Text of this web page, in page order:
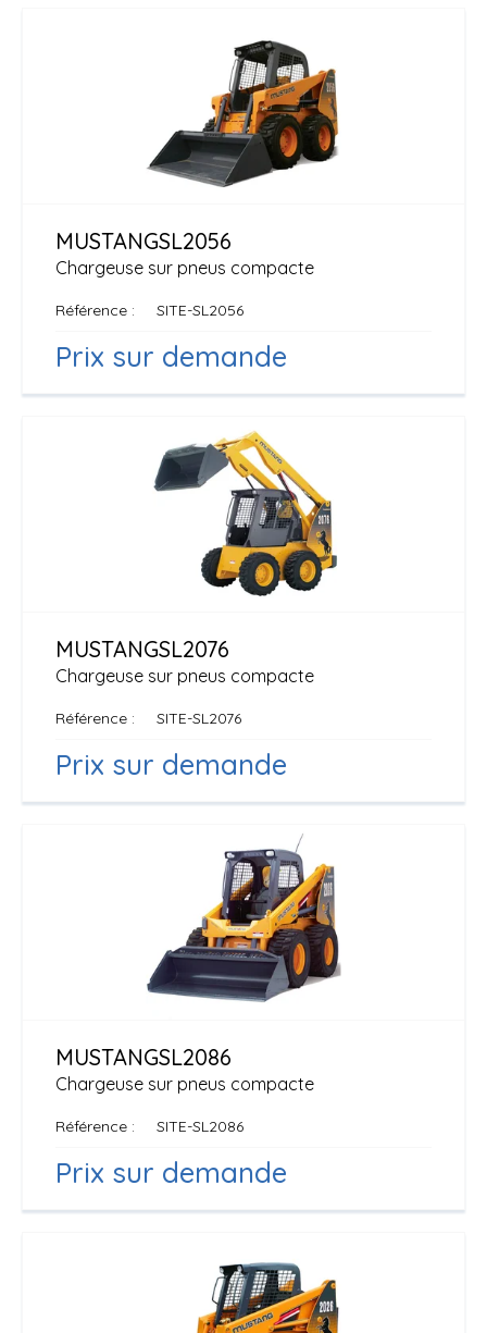
Chargeuse sur pneus compacte
MUSTANGSL2056
Référence SITE-SL2056
Prix sur demande
Chargeuse sur pneus compacte
MUSTANGSL2076
Référence SITE-SL2076
Prix sur demande
Chargeuse sur pneus compacte
MUSTANGSL2086
Référence SITE-SL2086
Prix sur demande